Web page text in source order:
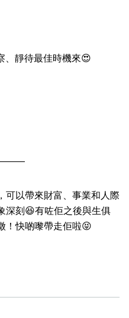
、靜待最佳時機來😍
可以帶來財富、事業和人際
深刻😆有咗佢之後與生俱
！快啲嚟帶走佢啦😝